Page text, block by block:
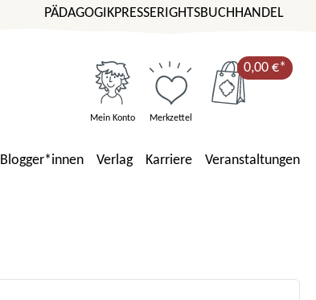
PÄDAGOGIKPRESSERIGHTSBUCHHANDEL
Mein Konto Merkzettel
0,00 €*
Blogger*innen Verlag Karriere Veranstaltungen